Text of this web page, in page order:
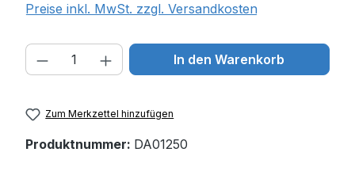
Preise inkl. MwSt. zzgl. Versandkosten
Produkt Anzahl: Gib den
In den Warenkorb
Zum Merkzettel hinzufügen
Produktnummer: DA01250